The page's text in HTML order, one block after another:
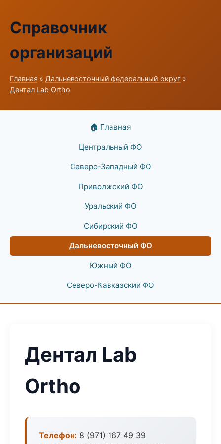
Справочник
организаций
Главная » Дальневосточный федеральный округ »
Дентал Lab Ortho
🏠 Главная
Центральный ФО
Северо-Западный ФО
Приволжский ФО
Уральский ФО
Сибирский ФО
Дальневосточный ФО
Южный ФО
Северо-Кавказский ФО
Дентал Lab
Ortho
Телефон: 8 (971) 167 49 39